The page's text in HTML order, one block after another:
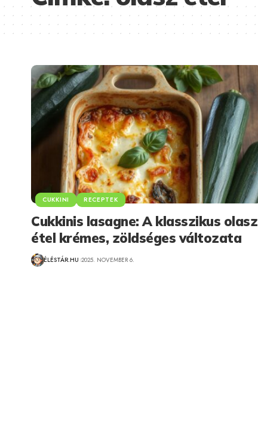
CUKKINI RECEPTEK
Cukkinis lasagne: A klasszikus olasz
étel krémes, zöldséges változata
ÉLÉSTÁR.HU 2025. NOVEMBER 6.